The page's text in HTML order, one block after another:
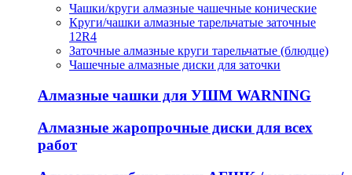
Чашки/круги алмазные чашечные конические
Круги/чашки алмазные тарельчатые заточные
12R4
Заточные алмазные круги тарельчатые (блюдце)
Чашечные алмазные диски для заточки
Алмазные чашки для УШМ WARNING
Алмазные жаропрочные диски для всех
работ